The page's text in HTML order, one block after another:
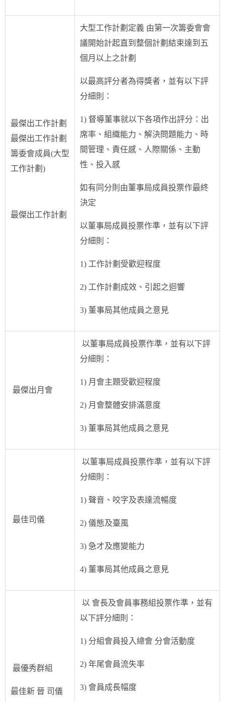
最傑出工作計劃
最傑出工作計劃
籌委會成員(大型
工作計劃)
最傑出工作計劃
大型工作計劃定義 由第一次籌委會會
議開始計起直到整個計劃結束達到五
個月以上之計劃
以最高評分者為得獎者，並有以下評
分細則：
1) 督導董事就以下各項作出評分：出
席率、組織能力、解決問題能力、時
間管理、責任感、人際關係、主動
性、投入感
如有同分則由董事局成員投票作最終
決定
以董事局成員投票作準，並有以下評
分細則：
1) 工作計劃受歡迎程度
2) 工作計劃成效、引起之迴響
3) 董事局其他成員之意見
最傑出月會
以董事局成員投票作準，並有以下評
分細則：
1) 月會主題受歡迎程度
2) 月會整體安排滿意度
3) 董事局其他成員之意見
最佳司儀
以董事局成員投票作準，並有以下評
分細則：
1) 聲音、咬字及表達流暢度
2) 儀態及臺風
3) 急才及應變能力
4) 董事局其他成員之意見
最優秀群組
最佳新 晉 司儀
以 會長及會員事務組投票作準，並有
以下評分細則：
1) 分組會員投入總會 分會活動度
2) 年尾會員流失率
3) 會員成長幅度